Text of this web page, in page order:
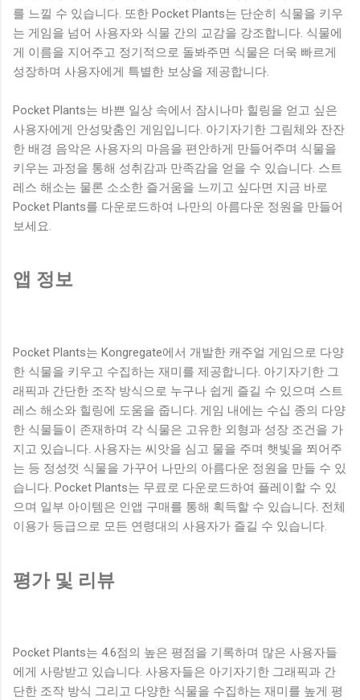
를 느낄 수 있습니다. 또한 Pocket Plants는 단순히 식물을 키우
는 게임을 넘어 사용자와 식물 간의 교감을 강조합니다. 식물에
게 이름을 지어주고 정기적으로 돌봐주면 식물은 더욱 빠르게
성장하며 사용자에게 특별한 보상을 제공합니다.
Pocket Plants는 바쁜 일상 속에서 잠시나마 힐링을 얻고 싶은
사용자에게 안성맞춤인 게임입니다. 아기자기한 그림체와 잔잔
한 배경 음악은 사용자의 마음을 편안하게 만들어주며 식물을
키우는 과정을 통해 성취감과 만족감을 얻을 수 있습니다. 스트
레스 해소는 물론 소소한 즐거움을 느끼고 싶다면 지금 바로
Pocket Plants를 다운로드하여 나만의 아름다운 정원을 만들어
보세요.
앱 정보
Pocket Plants는 Kongregate에서 개발한 캐주얼 게임으로 다양
한 식물을 키우고 수집하는 재미를 제공합니다. 아기자기한 그
래픽과 간단한 조작 방식으로 누구나 쉽게 즐길 수 있으며 스트
레스 해소와 힐링에 도움을 줍니다. 게임 내에는 수십 종의 다양
한 식물들이 존재하며 각 식물은 고유한 외형과 성장 조건을 가
지고 있습니다. 사용자는 씨앗을 심고 물을 주며 햇빛을 쬐어주
는 등 정성껏 식물을 가꾸어 나만의 아름다운 정원을 만들 수 있
습니다. Pocket Plants는 무료로 다운로드하여 플레이할 수 있
으며 일부 아이템은 인앱 구매를 통해 획득할 수 있습니다. 전체
이용가 등급으로 모든 연령대의 사용자가 즐길 수 있습니다.
평가 및 리뷰
Pocket Plants는 4.6점의 높은 평점을 기록하며 많은 사용자들
에게 사랑받고 있습니다. 사용자들은 아기자기한 그래픽과 간
단한 조작 방식 그리고 다양한 식물을 수집하는 재미를 높게 평